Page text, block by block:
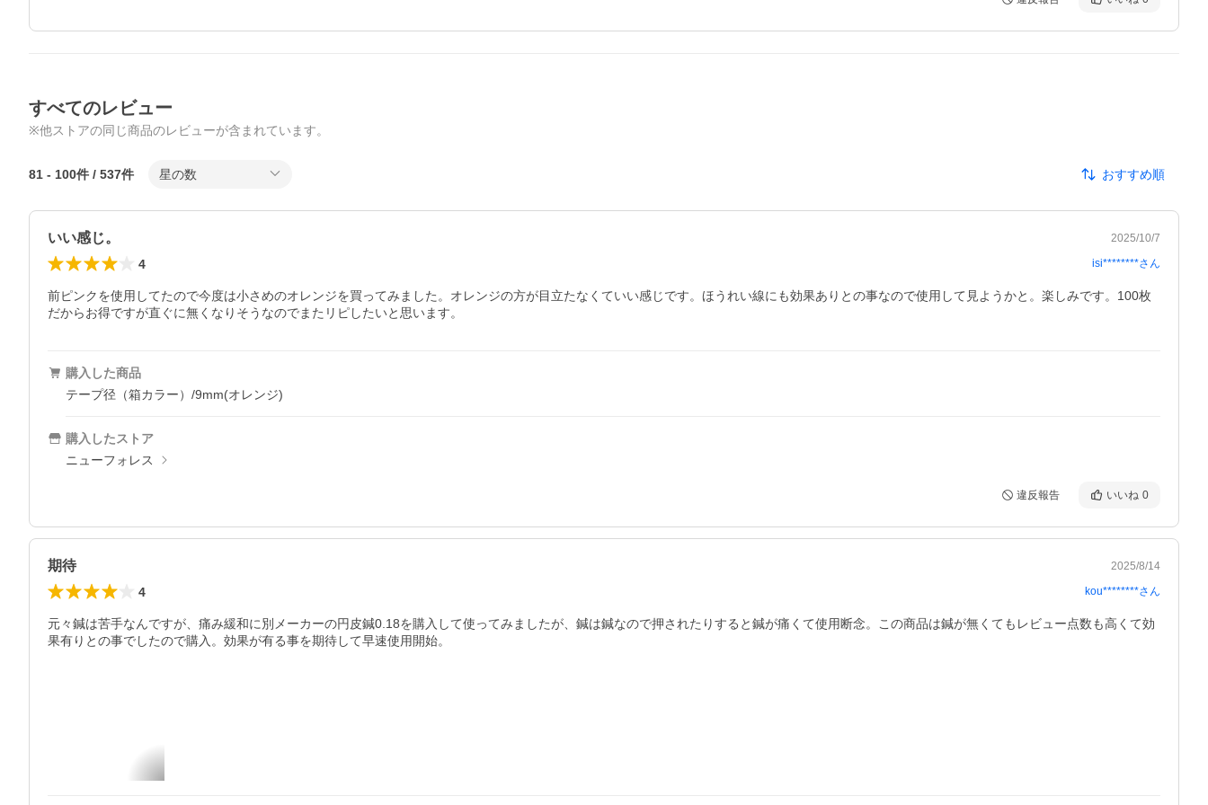
すべてのレビュー
※他ストアの同じ商品のレビューが含まれています。
81 - 100件 / 537件 星の数 おすすめ順
いい感じ。 2025/10/7
4 isi********さん
前ピンクを使用してたので今度は小さめのオレンジを買ってみました。オレンジの方が目立たなくていい感じです。ほうれい線にも効果ありとの事なので使用して見ようかと。楽しみです。100枚
だからお得ですが直ぐに無くなりそうなのでまたリピしたいと思います。
購入した商品
テープ径（箱カラー）/9mm(オレンジ)
購入したストア
ニューフォレス
違反報告 いいね 0
期待 2025/8/14
4 kou********さん
元々鍼は苦手なんですが、痛み緩和に別メーカーの円皮鍼0.18を購入して使ってみましたが、鍼は鍼なので押されたりすると鍼が痛くて使用断念。この商品は鍼が無くてもレビュー点数も高くて効
果有りとの事でしたので購入。効果が有る事を期待して早速使用開始。